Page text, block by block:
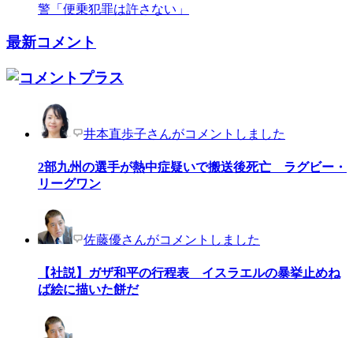
警「便乗犯罪は許さない」
最新コメント
井本直歩子さんがコメントしました
2部九州の選手が熱中症疑いで搬送後死亡 ラグビー・
リーグワン
佐藤優さんがコメントしました
【社説】ガザ和平の行程表 イスラエルの暴挙止めね
ば絵に描いた餅だ